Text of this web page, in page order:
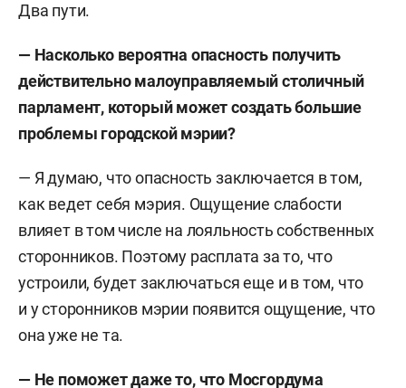
Два пути.
— Насколько вероятна опасность получить
действительно малоуправляемый столичный
парламент, который может создать большие
проблемы городской мэрии?
— Я думаю, что опасность заключается в том,
как ведет себя мэрия. Ощущение слабости
влияет в том числе на лояльность собственных
сторонников. Поэтому расплата за то, что
устроили, будет заключаться еще и в том, что
и у сторонников мэрии появится ощущение, что
она уже не та.
— Не поможет даже то, что Мосгордума